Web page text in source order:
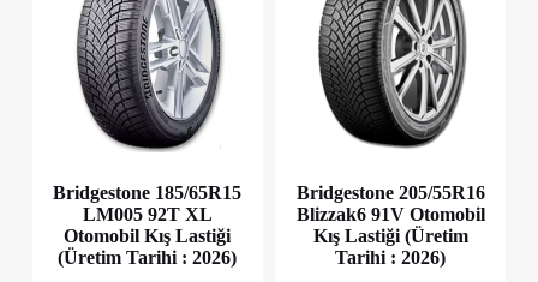
Bridgestone 185/65R15
LM005 92T XL
Otomobil Kış Lastiği
(Üretim Tarihi : 2026)
Bridgestone 205/55R16
Blizzak6 91V Otomobil
Kış Lastiği (Üretim
Tarihi : 2026)